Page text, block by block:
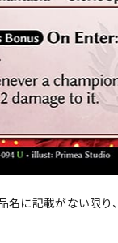
名に記載がない限り